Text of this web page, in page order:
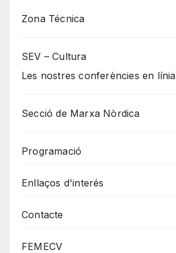
Zona Técnica
SEV – Cultura
Les nostres conferències en línia
Secció de Marxa Nòrdica
Programació
Enllaços d'interés
Contacte
FEMECV